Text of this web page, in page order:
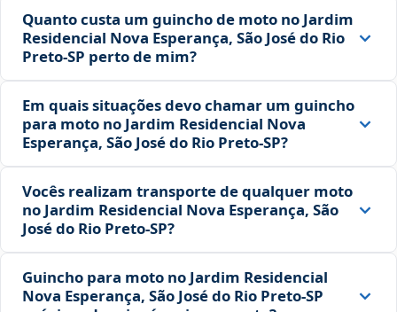
Quanto custa um guincho de moto no Jardim
Residencial Nova Esperança, São José do Rio
Preto‑SP perto de mim?
Em quais situações devo chamar um guincho
para moto no Jardim Residencial Nova
Esperança, São José do Rio Preto‑SP?
Vocês realizam transporte de qualquer moto
no Jardim Residencial Nova Esperança, São
José do Rio Preto‑SP?
Guincho para moto no Jardim Residencial
Nova Esperança, São José do Rio Preto‑SP